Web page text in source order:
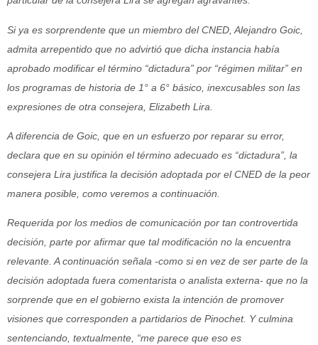
Si ya es sorprendente que un miembro del CNED, Alejandro Goic,
admita arrepentido que no advirtió que dicha instancia había
aprobado modificar el término “dictadura” por “régimen militar” en
los programas de historia de 1° a 6° básico, inexcusables son las
expresiones de otra consejera, Elizabeth Lira.
A diferencia de Goic, que en un esfuerzo por reparar su error,
declara que en su opinión el término adecuado es “dictadura”, la
consejera Lira justifica la decisión adoptada por el CNED de la peor
manera posible, como veremos a continuación.
Requerida por los medios de comunicación por tan controvertida
decisión, parte por afirmar que tal modificación no la encuentra
relevante. A continuación señala -como si en vez de ser parte de la
decisión adoptada fuera comentarista o analista externa- que no la
sorprende que en el gobierno exista la intención de promover
visiones que corresponden a partidarios de Pinochet. Y culmina
sentenciando, textualmente, “me parece que eso es